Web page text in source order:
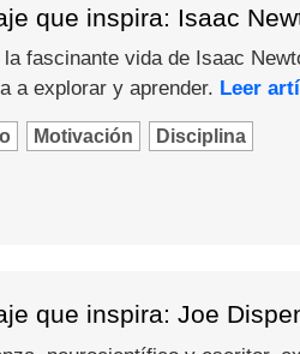
que inspira: Isaac
la fascinante vida de Isaac
a explorar y aprender. Leer
Motivación Disciplina
que inspira: Joe